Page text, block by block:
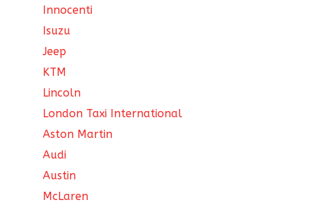
Innocenti
Isuzu
Jeep
KTM
Lincoln
London Taxi International
Aston Martin
Audi
Austin
McLaren